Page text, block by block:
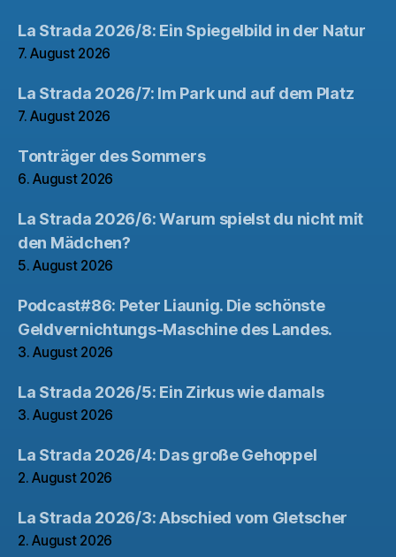
La Strada 2026/8: Ein Spiegelbild in der Natur
7. August 2026
La Strada 2026/7: Im Park und auf dem Platz
7. August 2026
Tonträger des Sommers
6. August 2026
La Strada 2026/6: Warum spielst du nicht mit
den Mädchen?
5. August 2026
Podcast#86: Peter Liaunig. Die schönste
Geldvernichtungs-Maschine des Landes.
3. August 2026
La Strada 2026/5: Ein Zirkus wie damals
3. August 2026
La Strada 2026/4: Das große Gehoppel
2. August 2026
La Strada 2026/3: Abschied vom Gletscher
2. August 2026